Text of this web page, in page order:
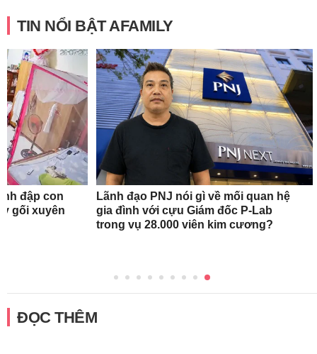
TIN NỔI BẬT AFAMILY
đập con
gối xuyên
Lãnh đạo PNJ nói gì về mối quan hệ
gia đình với cựu Giám đốc P-Lab
trong vụ 28.000 viên kim cương?
ĐỌC THÊM